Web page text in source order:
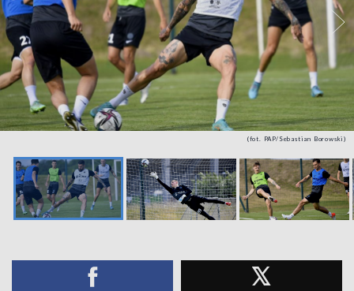
(fot. PAP/Sebastian Borowski)